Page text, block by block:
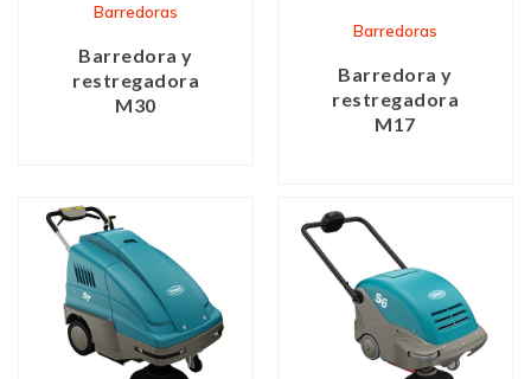
Barredoras
Barredora y
restregadora
M30
Barredoras
Barredora y
restregadora
M17